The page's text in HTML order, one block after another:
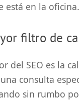
está en la oficina.
filtro de
del SEO es la
consulta
sin rumbo